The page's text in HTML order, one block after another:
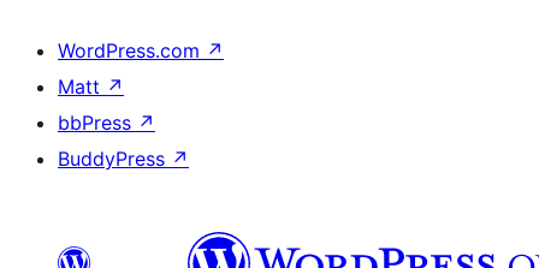
WordPress.com ↗
Matt ↗
bbPress ↗
BuddyPress ↗